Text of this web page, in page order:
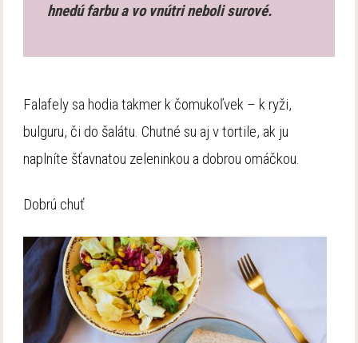
hnedú farbu a vo vnútri neboli surové.
Falafely sa hodia takmer k čomukoľvek – k ryži,
bulguru, či do šalátu. Chutné su aj v tortile, ak ju
naplníte šťavnatou zeleninkou a dobrou omáčkou.
Dobrú chuť